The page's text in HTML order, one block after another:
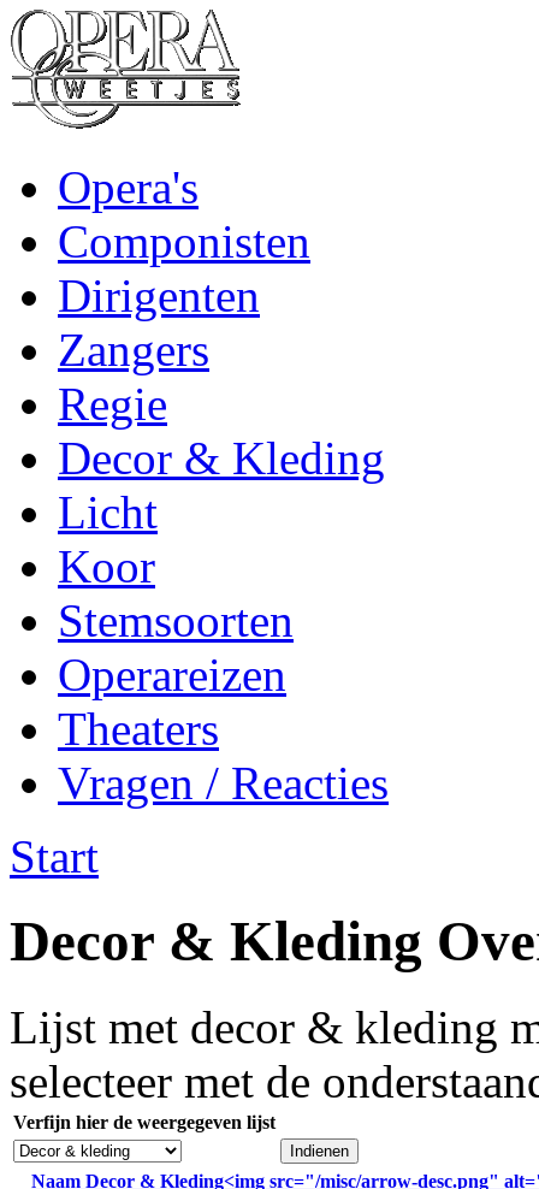
Opera's
Componisten
Dirigenten
Zangers
Regie
Decor & Kleding
Licht
Koor
Stemsoorten
Operareizen
Theaters
Vragen / Reacties
Start
Decor & Kleding
Lijst met decor & kleding
selecteer met de
Verfijn hier de weergegeven lijst
Naam Decor & Kleding<img src="/misc/arrow-desc.png"